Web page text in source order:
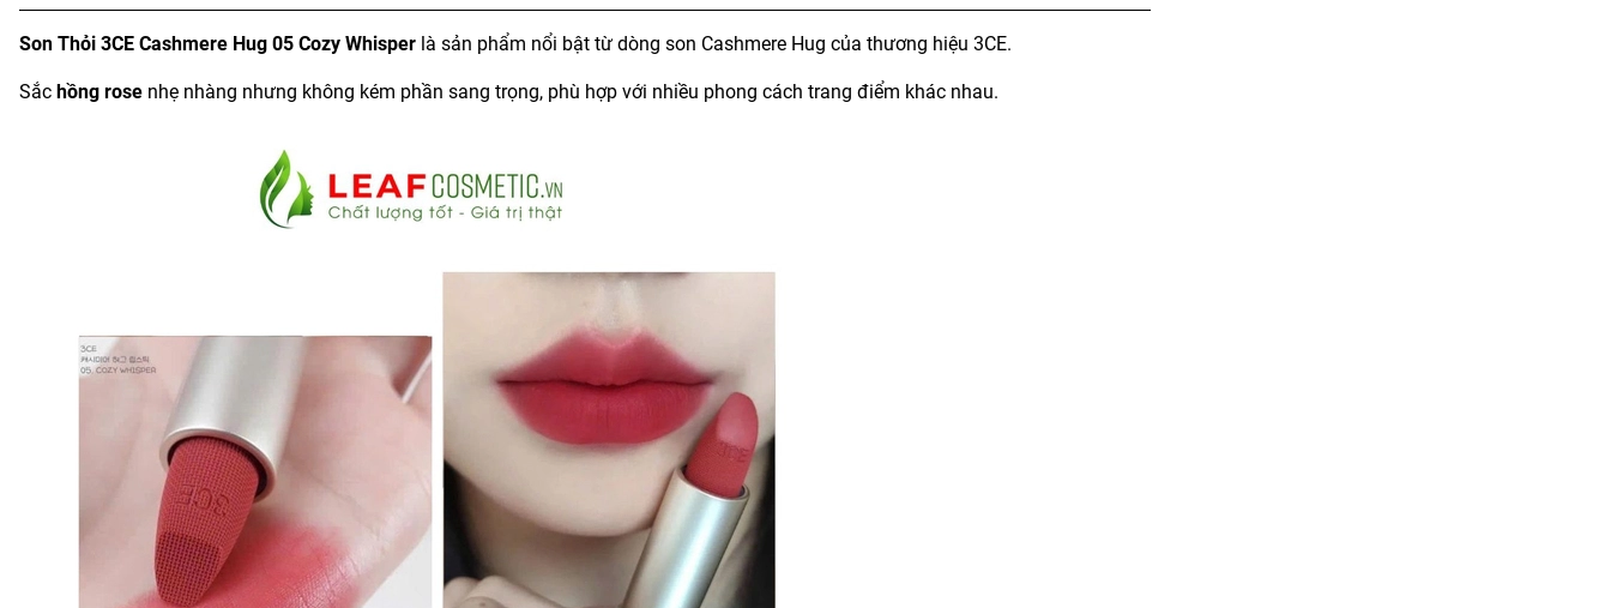
Son Thỏi 3CE Cashmere Hug 05 Cozy Whisper là sản phẩm nổi bật từ dòng son Cashmere Hug của thương hiệu 3CE.
Sắc hồng rose nhẹ nhàng nhưng không kém phần sang trọng, phù hợp với nhiều phong cách trang điểm khác nhau.